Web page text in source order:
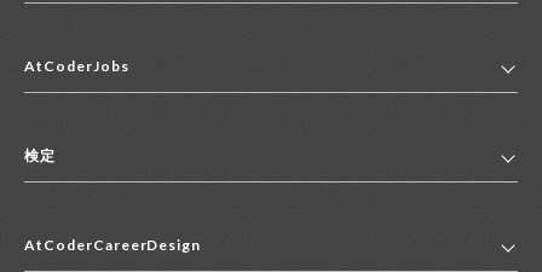
コンテスト一覧
便利リンク集
AtCoderJobs
2027年新卒採用求人一覧
中途採用求人一覧
検定
マイページ
AtCoderCareerDesign